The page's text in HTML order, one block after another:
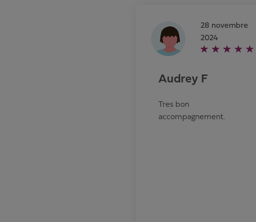
28 novembre
2024
Audrey F
Tres bon
accompagnement.